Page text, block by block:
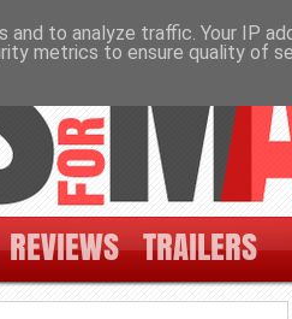
REVIEWS TRAILERS
to analyze traffic. Your IP
metrics to ensure quality of